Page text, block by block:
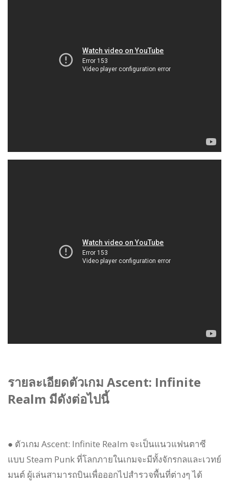
รายละเอียดตัวเกม Ascent: Infinite
Realm มีดังต่อไปนี้
● ตัวเกม Ascent: Infinite Realm จะเป็นแนวแฟนตาซี
แบบ Steam Punk ที่โลกภายในเกมจะมีทั้งจักรกลและเวทย์
มนต์ ผู้เล่นสามารถบินเพื่อออกไปสำรวจพื้นที่ต่างๆ ได้